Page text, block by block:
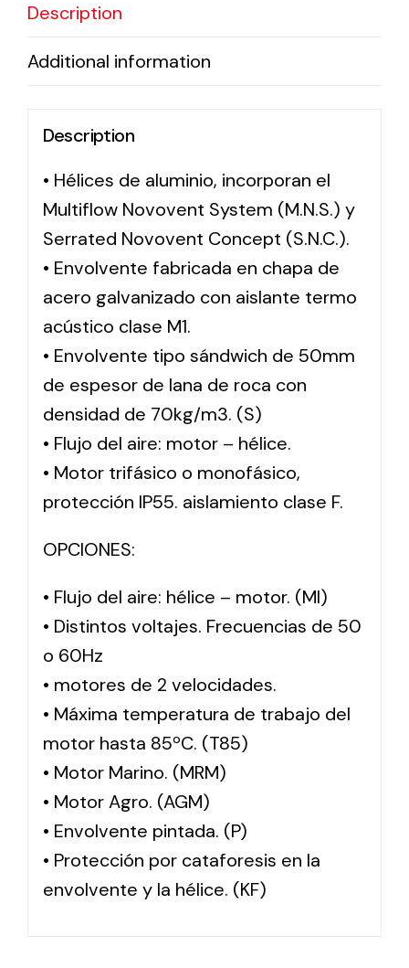
Description
Additional information
Description
• Hélices de aluminio, incorporan el
Multiflow Novovent System (M.N.S.) y
Serrated Novovent Concept (S.N.C.).
• Envolvente fabricada en chapa de
acero galvanizado con aislante termo
acústico clase M1.
• Envolvente tipo sándwich de 50mm
de espesor de lana de roca con
densidad de 70kg/m3. (S)
• Flujo del aire: motor – hélice.
• Motor trifásico o monofásico,
protección IP55. aislamiento clase F.
OPCIONES:
• Flujo del aire: hélice – motor. (MI)
• Distintos voltajes. Frecuencias de 50
o 60Hz
• motores de 2 velocidades.
• Máxima temperatura de trabajo del
motor hasta 85ºC. (T85)
• Motor Marino. (MRM)
• Motor Agro. (AGM)
• Envolvente pintada. (P)
• Protección por cataforesis en la
envolvente y la hélice. (KF)